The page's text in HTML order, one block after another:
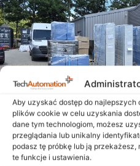
Aby uzyskać dostęp do
plików cookie w celu uzyskania
dane tym technologiom, możesz
przeglądania lub unikalny
podasz tę próbkę lub ją
te funkcje i ustawienia.
Zbliża się lato, a tablice
14. lipca 2026